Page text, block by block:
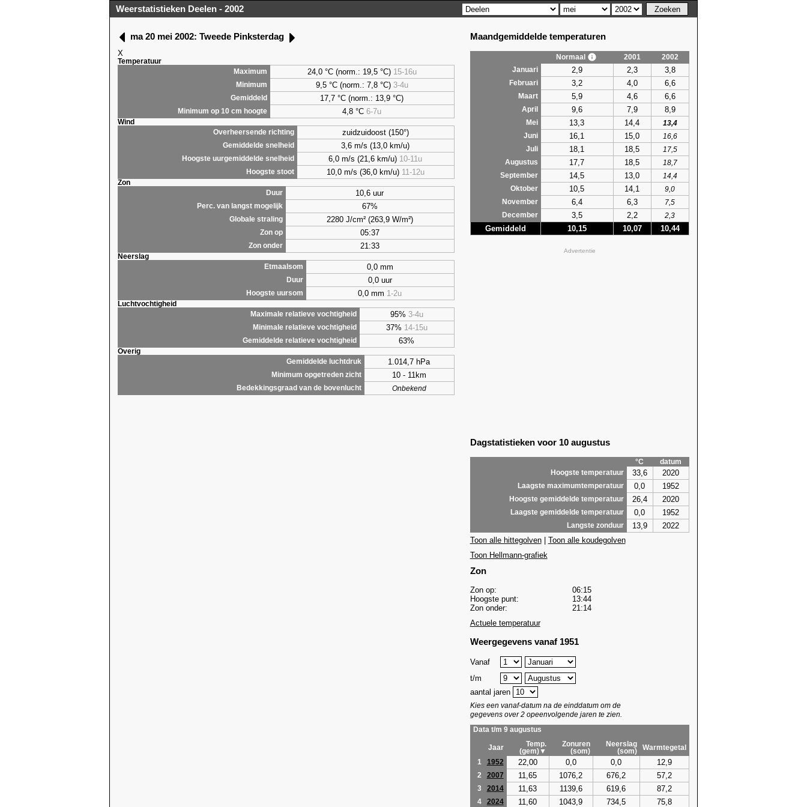
Weerstatistieken Deelen - 2002
ma 20 mei 2002: Tweede Pinksterdag
X
Temperatuur
Maximum
24,0 °C (norm.: 19,5 °C) 15-16u
Minimum 9,5°C (norm.: 7,8 °C) 3-4u
Gemiddeld 17,7 °C (norm.: 13,9 °C)
Minimum op 10 cm hoogte 4,8 °C6-7u
Wind
Overheersende richting
zuidzuidoost (150°)
Gemiddelde snelheid 3,6 m/s (13,0 km/u)
Hoogste uurgemiddelde snelheid 6,0 m/s (21,6 km/u) 10-11u
Hoogste stoot 10,0 m/s (36,0 km/u) 11-12u
Zon
Duur
10,6 uur
Perc. van langst mogelijk 67%
Globale straling 2280 J/cm² (263,9 W/m²)
Zon op 05:37
Zon onder 21:33
Neerslag
Etmaalsom
0,0 mm
Duur 0,0 uur
Hoogste uursom 0,0 mm 1-2u
Luchtvochtigheid
Maximale relatieve vochtigheid
95% 3-4u
Minimale relatieve vochtigheid 37% 14-15u
Gemiddelde relatieve vochtigheid 63%
Overig
Gemiddelde luchtdruk
1.014,7 hPa
Minimum opgetreden zicht 10 - 11km
Bedekkingsgraad van de bovenlucht Onbekend
Maandgemiddelde temperaturen
Normaal 2001
2002
Januari
2,9 2,3 3,8
Februari 3,2 4,0 6,6
Maart 5,9 4,6 6,6
April 9,6 7,9 8,9
Mei 13,3 14,4
13,4
Juni
16,1 15,0
16,6
Juli
18,1 18,5
17,5
Augustus
17,7 18,5
18,7
September
14,5 13,0
14,4
Oktober
10,5 14,1
9,0
November
6,4 6,3
7,5
December
3,5 2,2 2,3
Gemiddeld 10,15 10,07 10,44
Advertentie
Dagstatistieken voor 10 augustus
°C
datum
Hoogste temperatuur
33,6 2020
Laagste maximumtemperatuur 0,0 1952
Hoogste gemiddelde temperatuur 26,4 2020
Laagste gemiddelde temperatuur 0,0 1952
Langste zonduur 13,9
2022
Toon alle hittegolven| Toon alle koudegolven
Toon Hellmann-grafiek
Zon
Zon op:
06:15
Hoogste punt:
13:44
Zon onder:
21:14
Actuele temperatuur
Weergegevens vanaf 1951
Vanaf
t/m
aantal jaren
Kies een vanaf-datum na de einddatum om de
gegevens over 2 opeenvolgende jaren te zien.
Data t/m 9 augustus
Jaar
Temp.
(gem)▼
Zonuren
(som)
Neerslag
(som)
Warmtegetal
1
1952 22,00 0,0 0,0 12,9
2 2007 11,65 1076,2 676,2 57,2
3 2014 11,63 1139,6 619,6 87,2
4 2024 11,60 1043,9 734,5 75,8